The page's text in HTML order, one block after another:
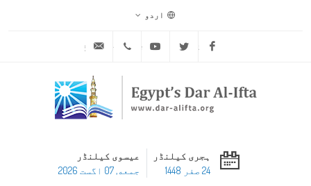
اردو
Facebook
Twitter
Youtube
ہجری کیلنڈر
24 صفر 1448
عیسوی کیلنڈر
جمعه, 07 اگست 2026